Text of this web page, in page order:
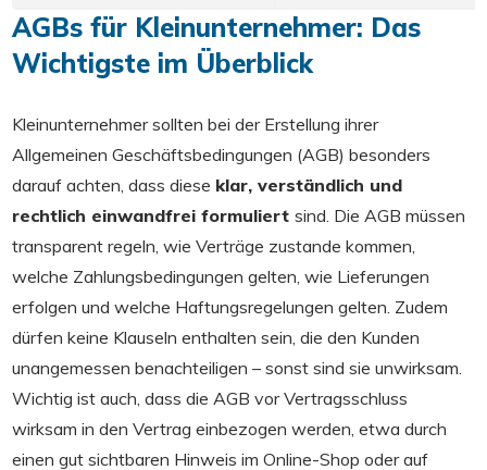
AGBs für Kleinunternehmer: Das
Wichtigste im Überblick
Kleinunternehmer sollten bei der Erstellung ihrer
Allgemeinen Geschäftsbedingungen (AGB) besonders
darauf achten, dass diese klar, verständlich und
rechtlich einwandfrei formuliert sind. Die AGB müssen
transparent regeln, wie Verträge zustande kommen,
welche Zahlungsbedingungen gelten, wie Lieferungen
erfolgen und welche Haftungsregelungen gelten. Zudem
dürfen keine Klauseln enthalten sein, die den Kunden
unangemessen benachteiligen – sonst sind sie unwirksam.
Wichtig ist auch, dass die AGB vor Vertragsschluss
wirksam in den Vertrag einbezogen werden, etwa durch
einen gut sichtbaren Hinweis im Online-Shop oder auf